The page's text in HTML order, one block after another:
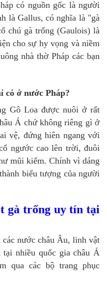
có nguồn gốc là người
là Gallus, có nghĩa là "gà
chú gà trống (Gaulois) là
cho sự hy vọng và niềm
nhà thờ Pháp các bạn
có ở nước Pháp?
Gô Loa được nuôi ở rất
Á chứ không riêng gì ở
vệ, đứng hiên ngang với
ngước cao lên trời, đuôi
mũi kiếm. Chính vì dáng
biểu tượng của người
gà trống uy tín tại
nước châu Âu, linh vật
nhiều quốc gia châu Á
qua các bộ trang phục